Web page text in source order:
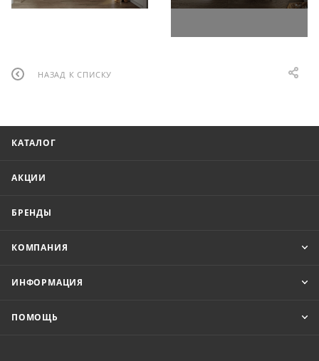
НАЗАД К СПИСКУ
КАТАЛОГ
АКЦИИ
БРЕНДЫ
КОМПАНИЯ
ИНФОРМАЦИЯ
ПОМОЩЬ